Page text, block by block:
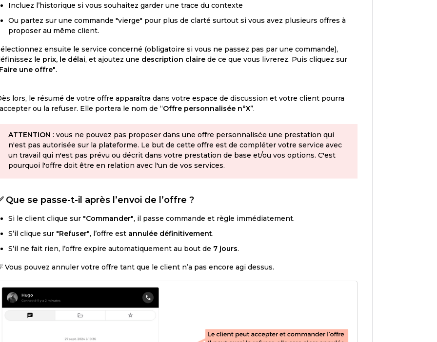
Incluez l’historique si vous souhaitez garder une trace du contexte
Ou partez sur une commande "vierge" pour plus de clarté surtout si vous avez plusieurs offres à
proposer au même client.
ensuite le service concerné (obligatoire si vous ne passez pas par une commande),
le prix, le délai, et ajoutez une description clairede ce que vous livrerez. Puis cliquez sur
une offre".
lors, le résumé de votre offre apparaîtra dans votre espace de discussion et votre client pourra
ou la refuser. Elle portera le nom de “Offre personnalisée n°X”.
ATTENTION : vous ne pouvez pas proposer dans une offre personnalisée une prestation qui
n'est pas autorisée sur la plateforme. Le but de cette offre est de compléter votre service avec
un travail qui n'est pas prévu ou décrit dans votre prestation de base et/ou vos options. C'est
pourquoi l'offre doit être en relation avec l'un de vos services.
Que se passe-t-il après l’envoi de l’offre ?
Si le client clique sur "Commander", il passe commande et règle immédiatement.
S’il clique sur "Refuser", l’offre est annulée définitivement.
S’il ne fait rien, l’offre expire automatiquement au bout de 7 jours.
Vous pouvez annuler votre offre tant que le client n’a pas encore agi dessus.